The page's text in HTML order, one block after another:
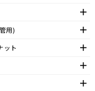
用)
ット